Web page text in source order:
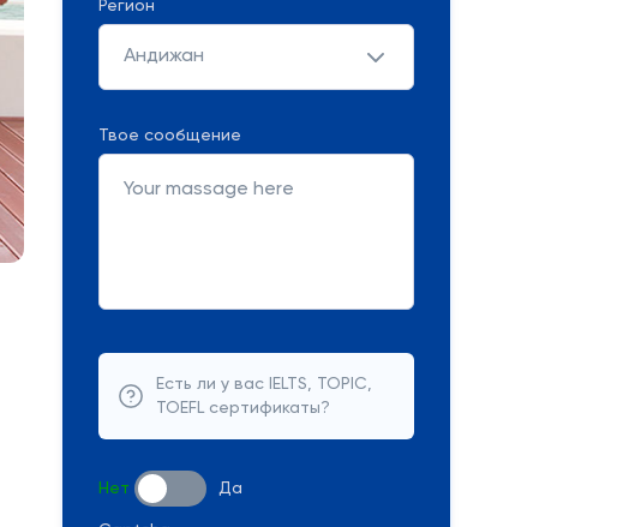
Регион
Андижан
Твое сообщение
Есть ли у вас IELTS, TOPIC,
TOEFL сертификаты?
Нет Да